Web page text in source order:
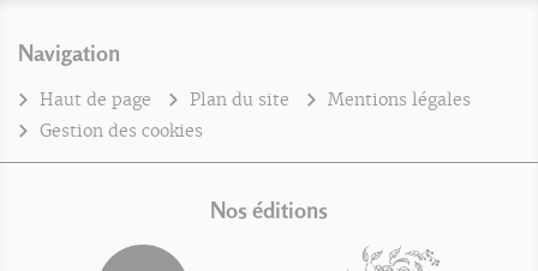
Navigation
Haut de page Plan du site
Mentions légales
Gestion des cookies
Nos éditions